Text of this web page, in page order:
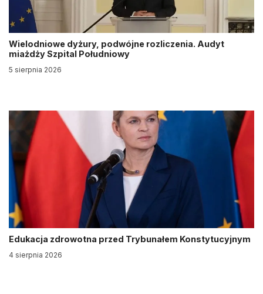
Wielodniowe dyżury, podwójne rozliczenia. Audyt
miażdży Szpital Południowy
5 sierpnia 2026
Edukacja zdrowotna przed Trybunałem Konstytucyjnym
4 sierpnia 2026